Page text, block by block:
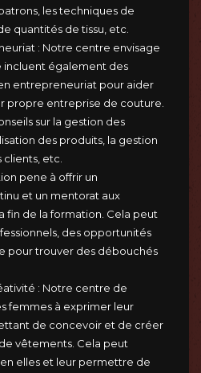
les techniques de
quantités de tissu, etc.
: Notre centre envisage
incluent également des
entrepreneuriat pour aider
propre entreprise de couture.
sur la gestion des
des produits, la gestion
etc.
pene à offrir un
et un mentorat aux
fin de la formation. Cela peut
des opportunités
pour trouver des débouchés
: Notre centre de
femmes à exprimer leur
de concevoir et de créer
vêtements. Cela peut
elles et leur permettre de